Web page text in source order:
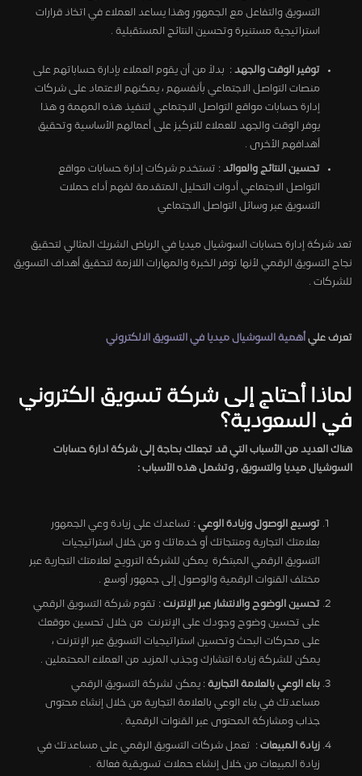
التسويق والتفاعل مع الجمهور وهذا يساعد العملاء في اتخاذ قرارات
استراتيجية مستنيرة وتحسين النتائج المستقبلية .
توفير الوقت والجهد : بدلاً من أن يقوم العملاء بإدارة حساباتهم على
منصات التواصل الاجتماعي بأنفسهم ، يمكنهم الاعتماد على شركات
إدارة حسابات مواقع التواصل الاجتماعي لتنفيذ هذه المهمة و هذا
يوفر الوقت والجهد للعملاء للتركيز على أعمالهم الأساسية وتحقيق
أهدافهم الأخرى .
تحسين النتائج والعوائد : تستخدم شركات إدارة حسابات مواقع
التواصل الاجتماعي أدوات التحليل المتقدمة لفهم أداء حملات
التسويق عبر وسائل التواصل الاجتماعي
تعد شركة إدارة حسابات السوشيال ميديا في الرياض الشريك المثالي لتحقيق
نجاح التسويق الرقمي لأنها توفر الخبرة والمهارات اللازمة لتحقيق أهداف التسويق
للشركات .
تعرف علي أهمية السوشيال ميديا في التسويق الالكتروني
لماذا أحتاج إلى شركة تسويق الكتروني
في السعودية؟
هناك العديد من الأسباب التي قد تجعلك بحاجة إلى شركة ادارة حسابات
السوشيال ميديا والتسويق , وتشمل هذه الأسباب :
توسيع الوصول وزيادة الوعي : تساعدك على زيادة وعي الجمهور
بعلامتك التجارية ومنتجاتك أو خدماتك و من خلال استراتيجيات
التسويق الرقمي المبتكرة يمكن للشركة الترويج لعلامتك التجارية عبر
مختلف القنوات الرقمية والوصول إلى جمهور أوسع .
تحسين الوضوح والانتشار عبر الإنترنت : تقوم شركة التسويق الرقمي
على تحسين وضوح وجودك على الإنترنت من خلال تحسين موقعك
على محركات البحث وتحسين استراتيجيات التسويق عبر الإنترنت ،
يمكن للشركة زيادة انتشارك وجذب المزيد من العملاء المحتملين .
بناء الوعي بالعلامة التجارية : يمكن لشركة التسويق الرقمي
مساعدتك في بناء الوعي بالعلامة التجارية من خلال إنشاء محتوى
جذاب ومشاركة المحتوى عبر القنوات الرقمية .
زيادة المبيعات : تعمل شركات التسويق الرقمي على مساعدتك في
زيادة المبيعات من خلال إنشاء حملات تسويقية فعالة .